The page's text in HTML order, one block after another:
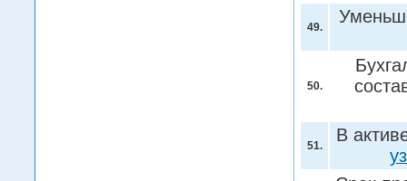
49.
50.
51.
В